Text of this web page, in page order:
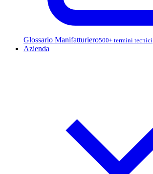
Glossario Manifatturiero500+ termini tecnici
Azienda